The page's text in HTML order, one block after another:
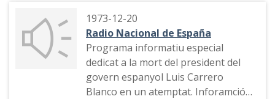
1973-12-20
Radio Nacional de España
Programa informatiu especial
dedicat a la mort del president del
govern espanyol Luis Carrero
Blanco en un atemptat. Inforamció